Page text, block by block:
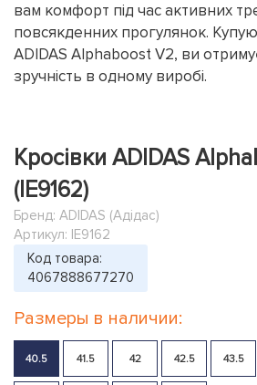
вам комфорт під час активних
повсякденних прогулянок.
ADIDAS Alphaboost V2, ви
зручність в одному виробі.
Кросівки ADIDAS
(IE9162)
Бренд: ADIDAS (Адідас)
Артикул: IE9162
Код товара:
4067888677270
Размеры в наличии:
40.5 41.5 42 42.5 43.5